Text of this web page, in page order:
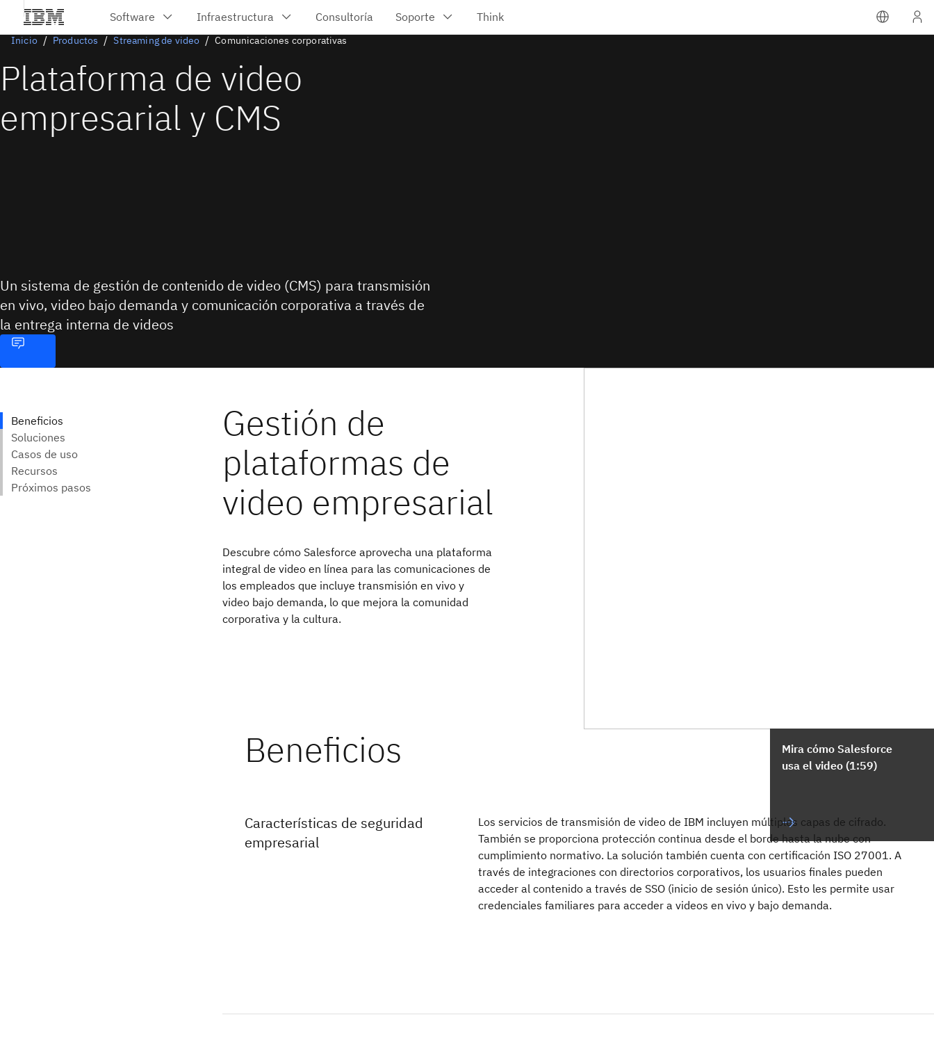
Inicio Productos Streaming de video Comunicaciones corporativas
Plataforma de video
empresarial y CMS
Un sistema de gestión de contenido de video (CMS) para transmisión
en vivo, video bajo demanda y comunicación corporativa a través de
la entrega interna de videos
Descubre cómo Salesforce aprovecha una plataforma
integral de video en línea para las comunicaciones de
los empleados que incluye transmisión en vivo y
video bajo demanda, lo que mejora la comunidad
corporativa y la cultura.
Mira cómo Salesforce
usa el video (1:59)
Características de seguridad
empresarial
Los servicios de transmisión de video de IBM incluyen múltiples capas de cifrado.
También se proporciona protección continua desde el borde hasta la nube con
cumplimiento normativo. La solución también cuenta con certificación ISO 27001. A
través de integraciones con directorios corporativos, los usuarios finales pueden
acceder al contenido a través de SSO (inicio de sesión único). Esto les permite usar
credenciales familiares para acceder a videos en vivo y bajo demanda.